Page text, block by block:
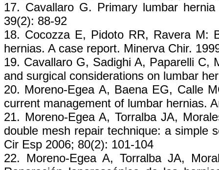
17. Cavallaro G. Primary lumbar
39(2): 88-92
18. Cocozza E, Pidoto RR, Ravera M:
hernias. A case report. Minerva Chir.
19. Cavallaro G, Sadighi A, Paparelli C,
and surgical considerations on lumbar
20. Moreno-Egea A, Baena EG, Calle
current management of lumbar hernias.
21. Moreno-Egea A, Torralba JA,
double mesh repair technique: a simple
Cir Esp 2006; 80(2): 101-104
22. Moreno-Egea A, Torralba JA,